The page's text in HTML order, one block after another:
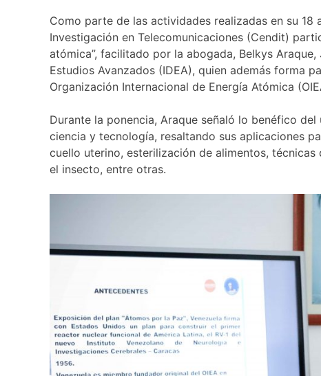
Como parte de las actividades realizadas en su
Investigación en Telecomunicaciones (Cendit)
atómica”, facilitado por la abogada, Belkys
Estudios Avanzados (IDEA), quien además forma
Organización Internacional de Energía Atómica
Durante la ponencia, Araque señaló lo benéfico
ciencia y tecnología, resaltando sus aplicaciones
cuello uterino, esterilización de alimentos,
el insecto, entre otras.